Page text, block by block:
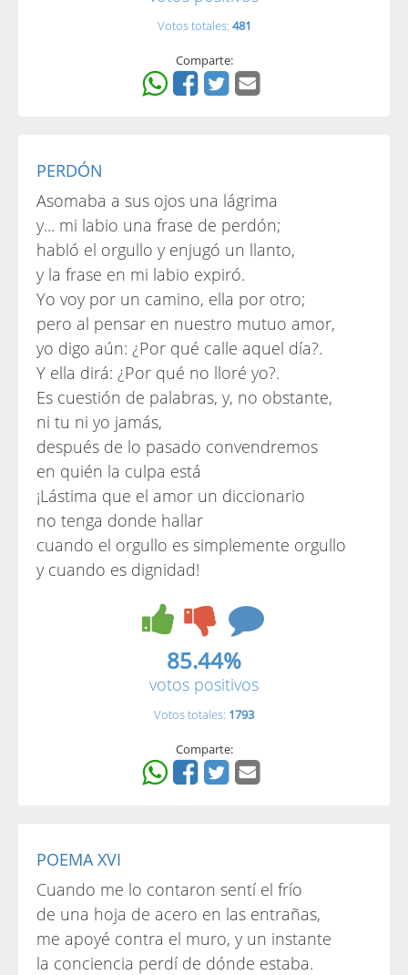
Votos totales: 481
Comparte:
PERDÓN
Asomaba a sus ojos una lágrima
y... mi labio una frase de perdón;
habló el orgullo y enjugó un llanto,
y la frase en mi labio expiró.
Yo voy por un camino, ella por otro;
pero al pensar en nuestro mutuo amor,
yo digo aún: ¿Por qué calle aquel día?.
Y ella dirá: ¿Por qué no lloré yo?.
Es cuestión de palabras, y, no obstante,
ni tu ni yo jamás,
después de lo pasado convendremos
en quién la culpa está
¡Lástima que el amor un diccionario
no tenga donde hallar
cuando el orgullo es simplemente orgullo
y cuando es dignidad!
85.44%
votos positivos
Votos totales: 1793
Comparte:
POEMA XVI
Cuando me lo contaron sentí el frío
de una hoja de acero en las entrañas,
me apoyé contra el muro, y un instante
la conciencia perdí de dónde estaba.